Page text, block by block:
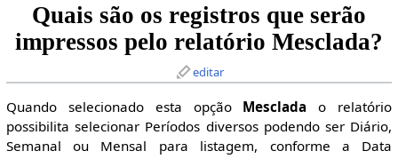
Quais são os registros que serão
impressos pelo relatório Mesclada?
editar
Quando selecionado esta opção Mesclada o relatório
possibilita selecionar Períodos diversos podendo ser Diário,
Semanal ou Mensal para listagem, conforme a Data